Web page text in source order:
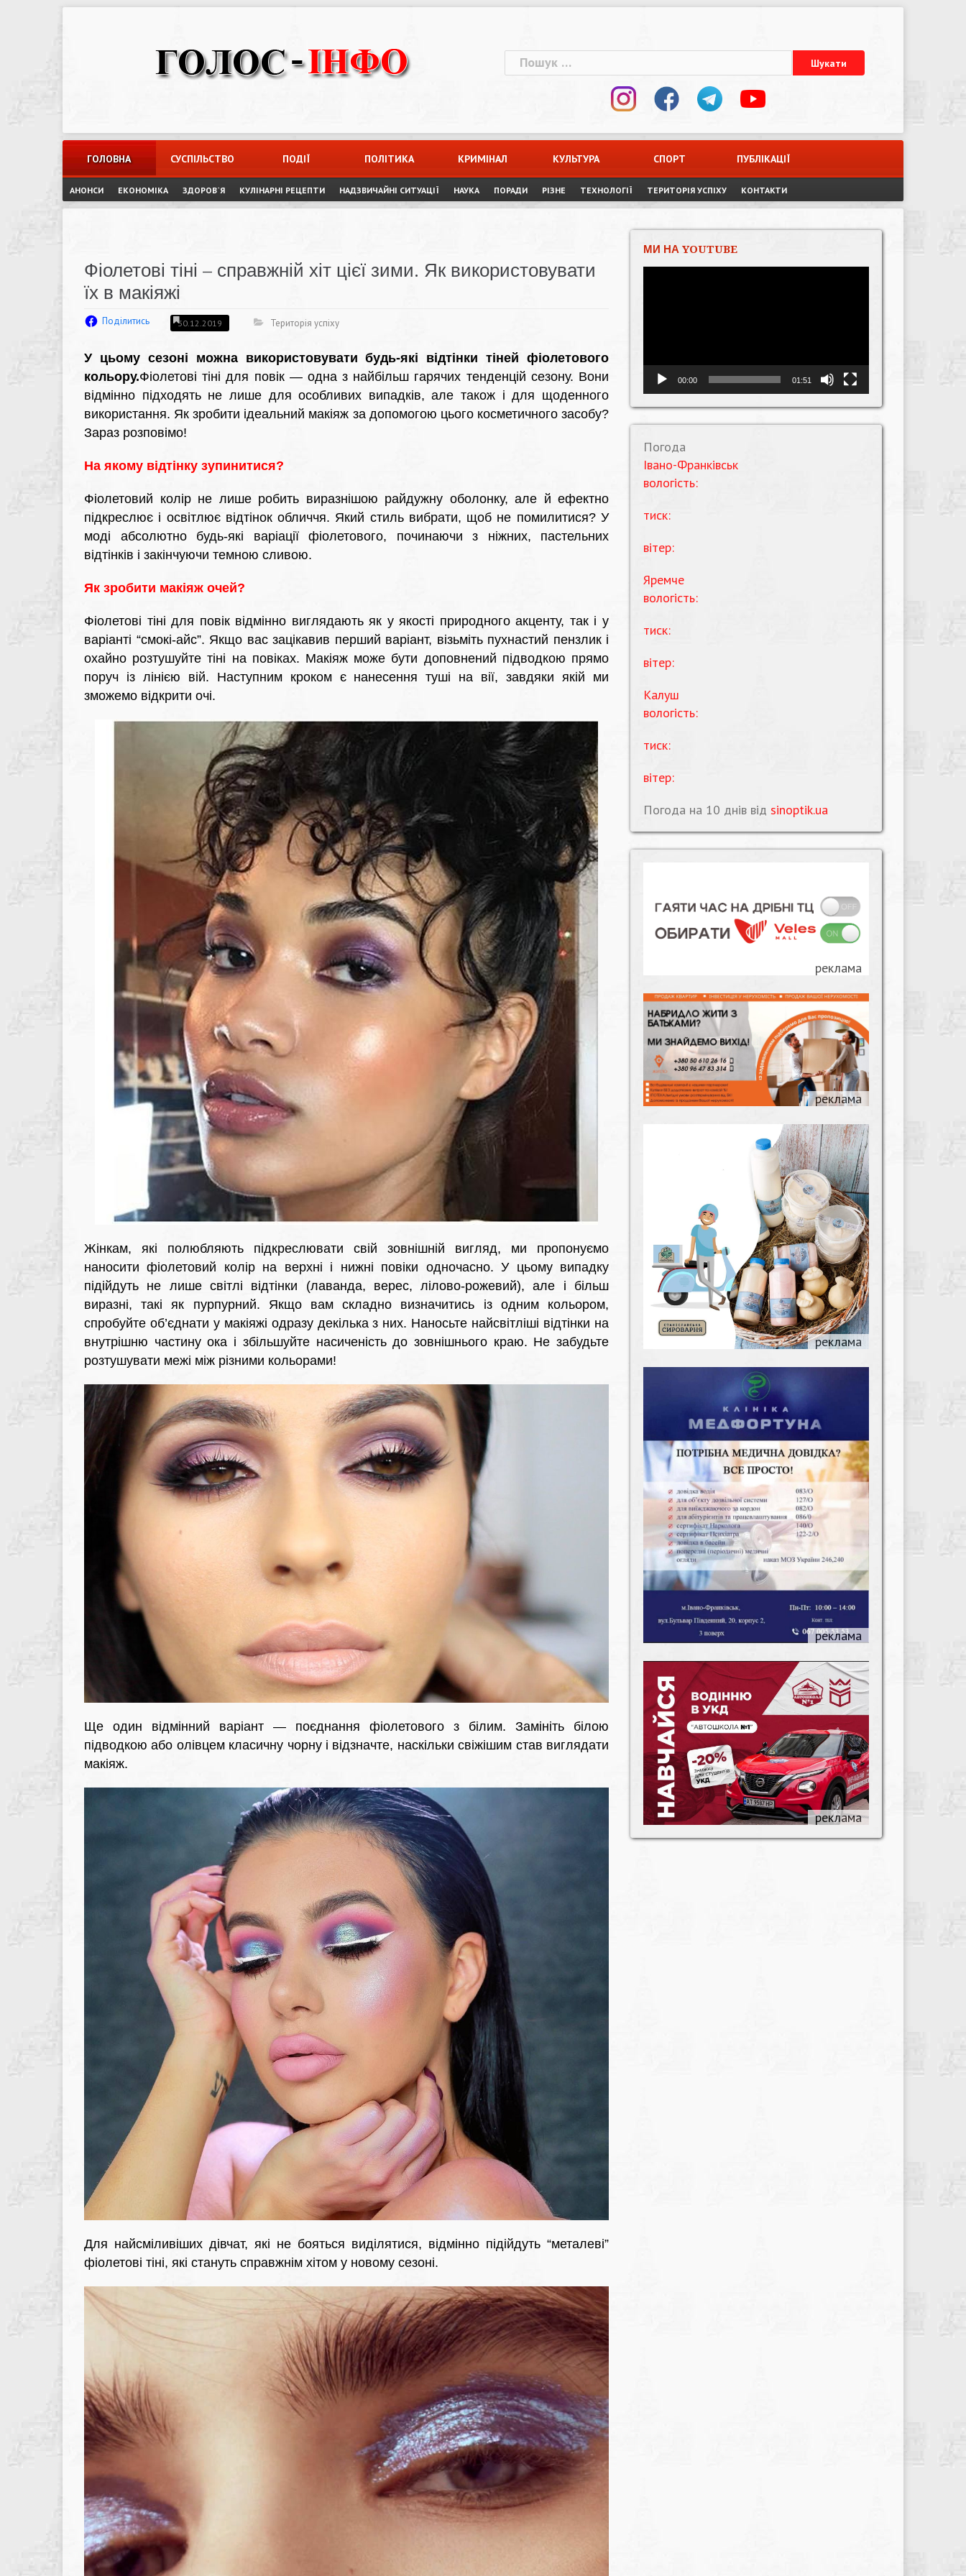
Пошук:
ГОЛОВНА СУСПІЛЬСТВО ПОДІЇ ПОЛІТИКА КРИМІНАЛ КУЛЬТУРА СПОРТ ПУБЛІКАЦІЇ
АНОНСИ ЕКОНОМІКА ЗДОРОВ`Я КУЛІНАРНІ РЕЦЕПТИ НАДЗВИЧАЙНІ СИТУАЦІЇ НАУКА ПОРАДИ РІЗНЕ ТЕХНОЛОГІЇ ТЕРИТОРІЯ УСПІХУ КОНТАКТИ
Фіолетові тіні – справжній хіт цієї зими. Як використовувати
їх в макіяжі
Поділитись 30.12.2019 Територія успіху
У цьому сезоні можна використовувати будь-які відтінки тіней фіолетового
кольору.Фіолетові тіні для повік — одна з найбільш гарячих тенденцій сезону. Вони
відмінно підходять не лише для особливих випадків, але також і для щоденного
використання. Як зробити ідеальний макіяж за допомогою цього косметичного засобу?
Зараз розповімо!
На якому відтінку зупинитися?
Фіолетовий колір не лише робить виразнішою райдужну оболонку, але й ефектно
підкреслює і освітлює відтінок обличчя. Який стиль вибрати, щоб не помилитися? У
моді абсолютно будь-які варіації фіолетового, починаючи з ніжних, пастельних
відтінків і закінчуючи темною сливою.
Як зробити макіяж очей?
Фіолетові тіні для повік відмінно виглядають як у якості природного акценту, так і у
варіанті “смокі-айс”. Якщо вас зацікавив перший варіант, візьміть пухнастий пензлик і
охайно розтушуйте тіні на повіках. Макіяж може бути доповнений підводкою прямо
поруч із лінією вій. Наступним кроком є нанесення туші на вії, завдяки якій ми
зможемо відкрити очі.
Жінкам, які полюбляють підкреслювати свій зовнішній вигляд, ми пропонуємо
наносити фіолетовий колір на верхні і нижні повіки одночасно. У цьому випадку
підійдуть не лише світлі відтінки (лаванда, верес, лілово-рожевий), але і більш
виразні, такі як пурпурний. Якщо вам складно визначитись із одним кольором,
спробуйте об’єднати у макіяжі одразу декілька з них. Наносьте найсвітліші відтінки на
внутрішню частину ока і збільшуйте насиченість до зовнішнього краю. Не забудьте
розтушувати межі між різними кольорами!
Ще один відмінний варіант — поєднання фіолетового з білим. Замініть білою
підводкою або олівцем класичну чорну і відзначте, наскільки свіжішим став виглядати
макіяж.
Для найсміливіших дівчат, які не бояться виділятися, відмінно підійдуть “металеві”
фіолетові тіні, які стануть справжнім хітом у новому сезоні.
МИ НА YOUTUBE
00:00 01:51
Погода
Івано-Франківськ
вологість:
тиск:
вітер:
Яремче
вологість:
тиск:
вітер:
Калуш
вологість:
тиск:
вітер:
Погода на 10 днів від sinoptik.ua